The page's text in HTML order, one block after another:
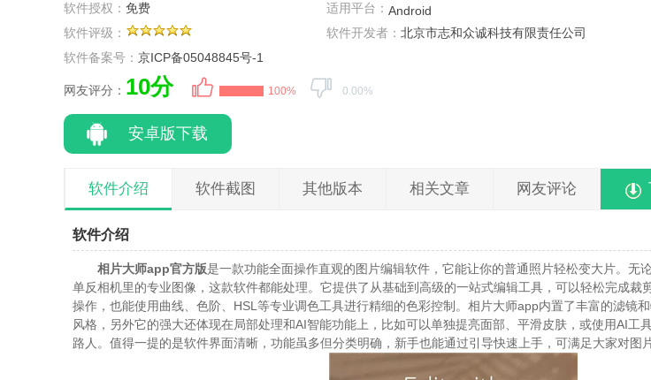
软件授权： 免费 适用平台： Android
软件评级：
软件开发者： 北京市志和众诚科技有限责任公司
软件备案号： 京ICP备05048845号-1
网友评分： 10分 100% 0.00%
安卓版下载
软件介绍 软件截图 其他版本 相关文章 网友评论
软件介绍
相片大师app官方版是一款功能全面操作直观的图片编辑软件，它能让你的普通照片轻松变大片。无
单反相机里的专业图像，这款软件都能处理。它提供了从基础到高级的一站式编辑工具，可以轻松完成裁
操作，也能使用曲线、色阶、HSL等专业调色工具进行精细的色彩控制。相片大师app内置了丰富的滤镜
风格，另外它的强大还体现在局部处理和AI智能功能上，比如可以单独提亮面部、平滑皮肤，或使用AI工
路人。值得一提的是软件界面清晰，功能虽多但分类明确，新手也能通过引导快速上手，可满足大家对图